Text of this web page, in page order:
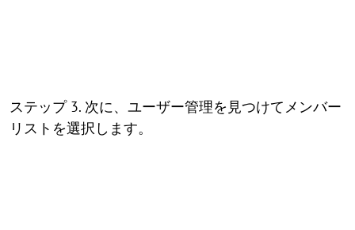
ステップ 3. 次に、ユーザー管理を見つけてメンバー
リストを選択します。